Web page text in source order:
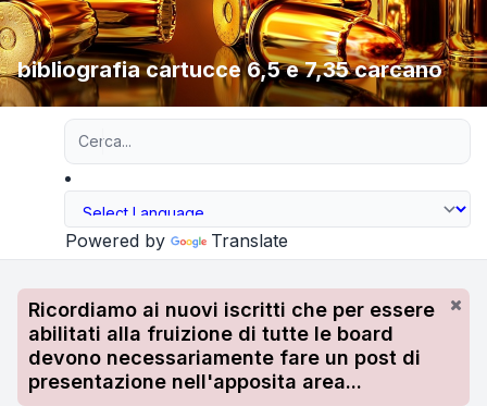
bibliografia cartucce 6,5 e 7,35 carcano
Powered by Translate
Ricordiamo ai nuovi iscritti che per essere
abilitati alla fruizione di tutte le board
devono necessariamente fare un post di
presentazione nell'apposita area...